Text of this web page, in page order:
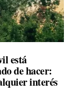
está
de hacer:
interés